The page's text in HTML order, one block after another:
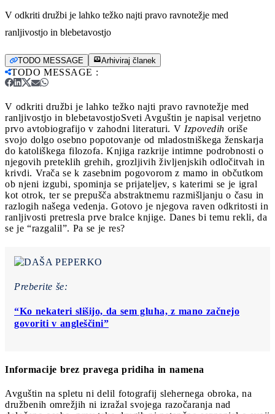
V odkriti družbi je lahko težko najti pravo ravnotežje med
ranljivostjo in blebetavostjo
TODO MESSAGE Arhiviraj članek
TODO MESSAGE :
V odkriti družbi je lahko težko najti pravo ravnotežje med
ranljivostjo in blebetavostjoSveti Avguštin je napisal verjetno
prvo avtobiografijo v zahodni literaturi. V Izpovedih oriše
svojo dolgo osebno popotovanje od mladostniškega ženskarja
do katoliškega filozofa. Knjiga razkrije intimne podrobnosti o
njegovih preteklih grehih, grozljivih življenjskih odločitvah in
krivdi. Vrača se k zasebnim pogovorom z mamo in občutkom
ob njeni izgubi, spominja se prijateljev, s katerimi se je igral
kot otrok, ter se prepušča abstraktnemu razmišljanju o času in
razlogih našega vedenja. Gotovo je njegova raven odkritosti in
ranljivosti pretresla prve bralce knjige. Danes bi temu rekli, da
se je “razgalil”. Pa se je res?
Preberite še:
“Ko nekateri slišijo, da sem gluha, z mano začnejo
govoriti v angleščini”
Informacije brez pravega pridiha in namena
Avguštin na spletu ni delil fotografij slehernega obroka, na
družbenih omrežjih ni izražal svojega razočaranja nad